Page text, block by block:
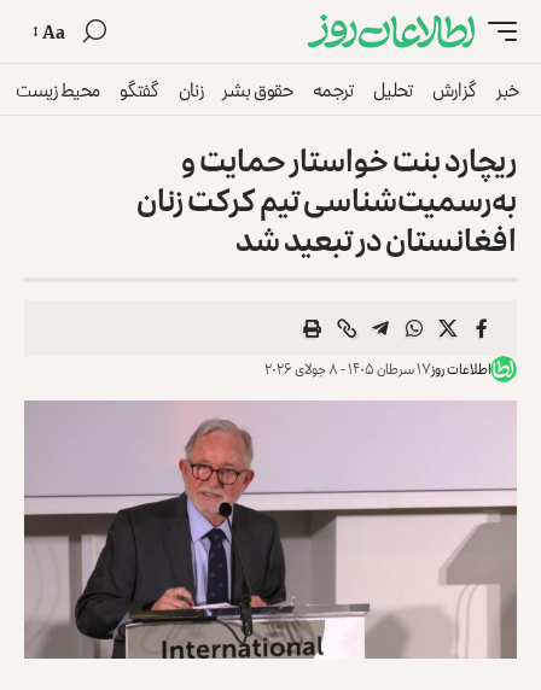
Aa
خبر گزارش تحلیل ترجمه حقوق بشر زنان گفتگو محیط زیست
ریچارد بنت خواستار حمایت و
به‌رسمیت‌شناسی تیم کرکت زنان
افغانستان در تبعید شد
اطلاعات روز۱۷ سرطان ۱۴۰۵ - ۸ جولای ۲۰۲۶